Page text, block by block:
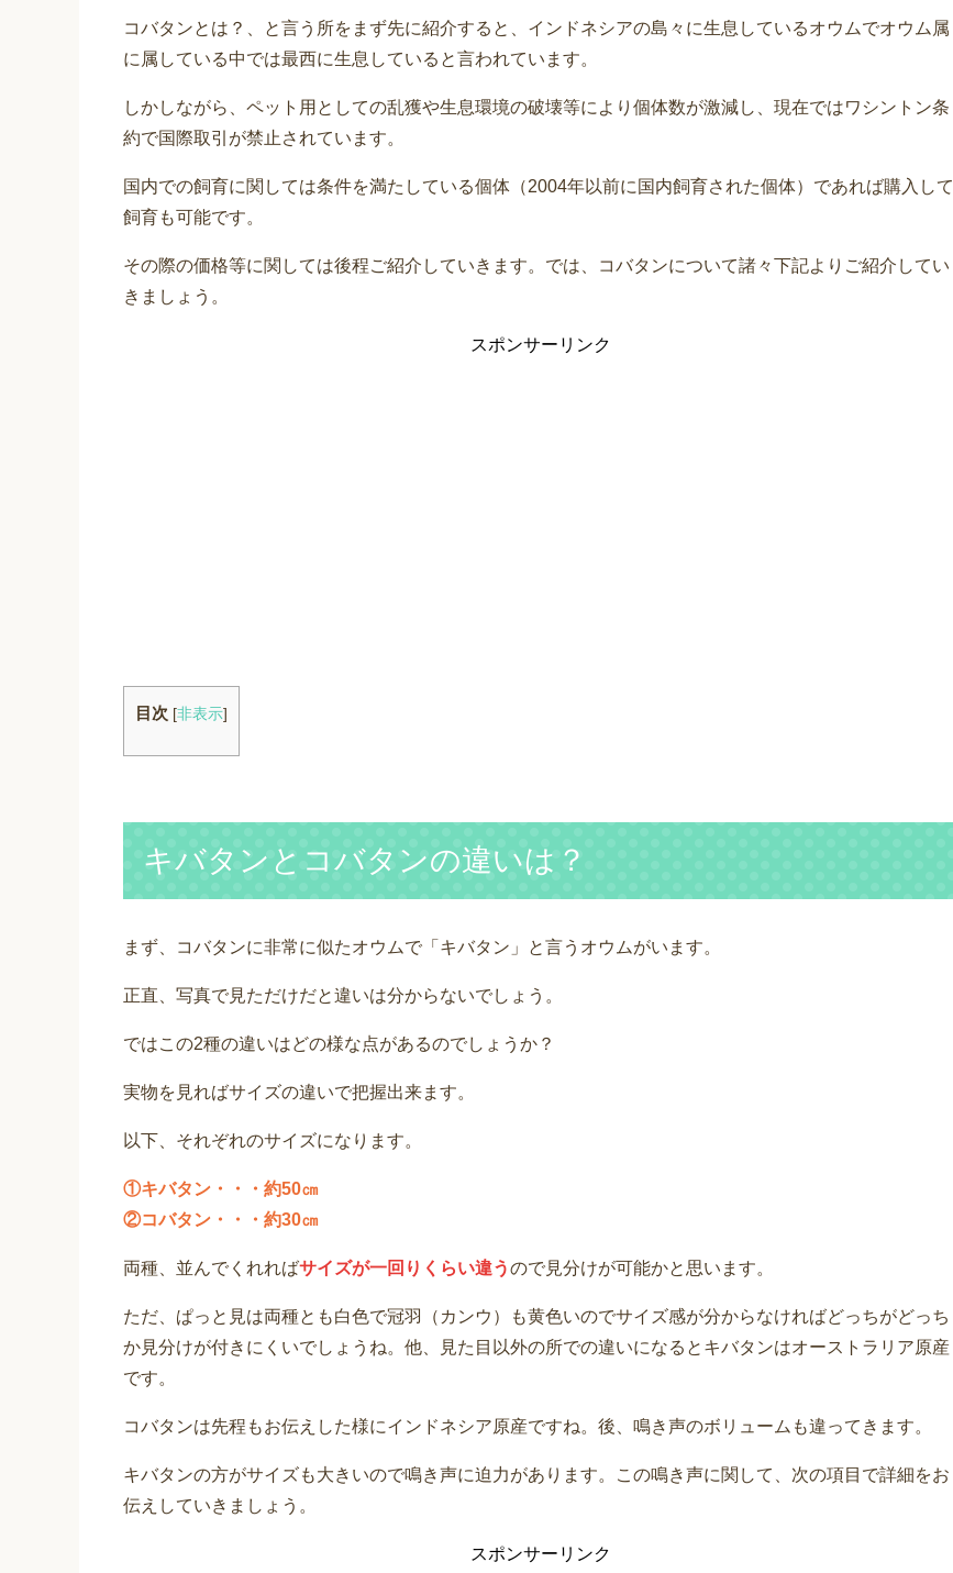
コバタンとは？、と言う所をまず先に紹介すると、インドネシアの島々に生息しているオウムでオウム属
に属している中では最西に生息していると言われています。
しかしながら、ペット用としての乱獲や生息環境の破壊等により個体数が激減し、現在ではワシントン条
約で国際取引が禁止されています。
国内での飼育に関しては条件を満たしている個体（2004年以前に国内飼育された個体）であれば購入して
飼育も可能です。
その際の価格等に関しては後程ご紹介していきます。では、コバタンについて諸々下記よりご紹介してい
きましょう。
スポンサーリンク
目次 [非表示]
キバタンとコバタンの違いは？
まず、コバタンに非常に似たオウムで「キバタン」と言うオウムがいます。
正直、写真で見ただけだと違いは分からないでしょう。
ではこの2種の違いはどの様な点があるのでしょうか？
実物を見ればサイズの違いで把握出来ます。
以下、それぞれのサイズになります。
①キバタン・・・約50㎝
②コバタン・・・約30㎝
両種、並んでくれればサイズが一回りくらい違うので見分けが可能かと思います。
ただ、ぱっと見は両種とも白色で冠羽（カンウ）も黄色いのでサイズ感が分からなければどっちがどっち
か見分けが付きにくいでしょうね。他、見た目以外の所での違いになるとキバタンはオーストラリア原産
です。
コバタンは先程もお伝えした様にインドネシア原産ですね。後、鳴き声のボリュームも違ってきます。
キバタンの方がサイズも大きいので鳴き声に迫力があります。この鳴き声に関して、次の項目で詳細をお
伝えしていきましょう。
スポンサーリンク